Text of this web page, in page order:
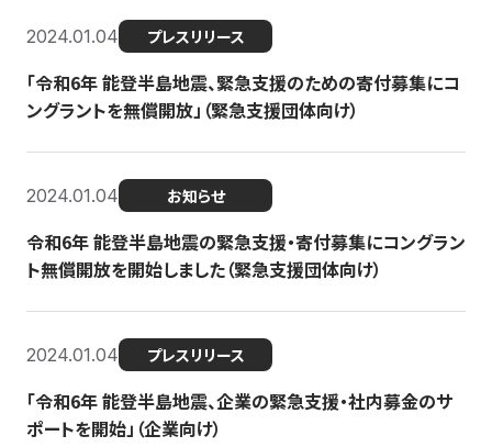
2024.01.04 プレスリリース
「令和6年 能登半島地震、緊急支援のための寄付募集にコ
ングラントを無償開放」（緊急支援団体向け）
2024.01.04 お知らせ
令和6年 能登半島地震の緊急支援・寄付募集にコングラン
ト無償開放を開始しました（緊急支援団体向け）
2024.01.04 プレスリリース
「令和6年 能登半島地震、企業の緊急支援・社内募金のサ
ポートを開始」（企業向け）